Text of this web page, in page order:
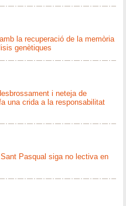
la recuperació de la memòria
genètiques
i neteja de
una crida a la responsabilitat
Pasqual siga no lectiva en